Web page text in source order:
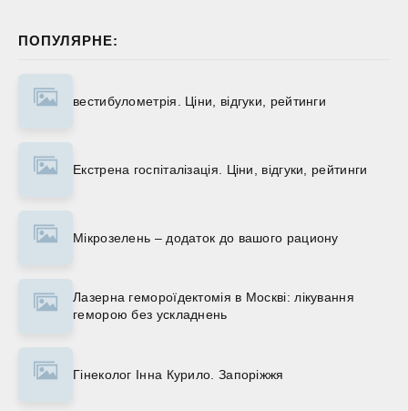
ПОПУЛЯРНЕ:
вестибулометрія. Ціни, відгуки, рейтинги
Екстрена госпіталізація. Ціни, відгуки, рейтинги
Мікрозелень – додаток до вашого рациону
Лазерна гемороїдектомія в Москві: лікування
геморою без ускладнень
Гінеколог Інна Курило. Запоріжжя